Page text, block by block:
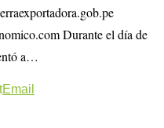
Durante el día de
a…
Email